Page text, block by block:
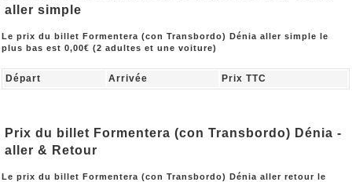
aller simple
Le prix du billet Formentera (con Transbordo) Dénia aller simple le
plus bas est 0,00€ (2 adultes et une voiture)
Départ Arrivée Prix TTC
Prix du billet Formentera (con Transbordo) Dénia -
aller & Retour
Le prix du billet Formentera (con Transbordo) Dénia aller retour le